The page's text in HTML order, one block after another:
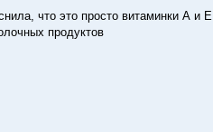
что это просто витаминки А
продуктов